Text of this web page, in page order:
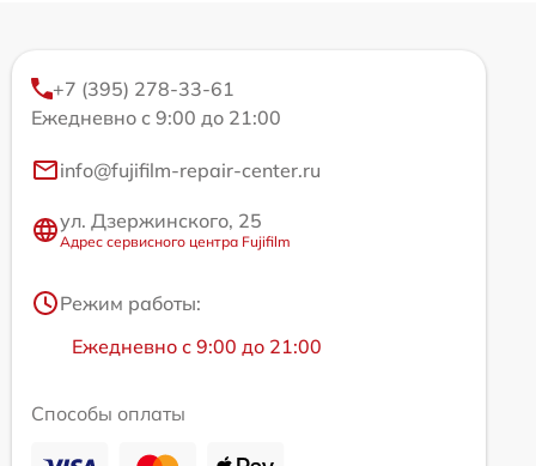
+7 (395) 278-33-61
Ежедневно с 9:00 до 21:00
info@fujifilm-repair-center.ru
ул. Дзержинского, 25
Адрес сервисного центра Fujifilm
Режим работы:
Ежедневно с 9:00 до 21:00
Способы оплаты